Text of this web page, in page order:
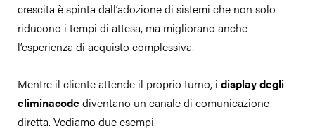
crescita è spinta dall’adozione di sistemi che non solo
riducono i tempi di attesa, ma migliorano anche
l’esperienza di acquisto complessiva.
Mentre il cliente attende il proprio turno, i display degli
eliminacodediventano un canale di comunicazione
diretta. Vediamo due esempi.